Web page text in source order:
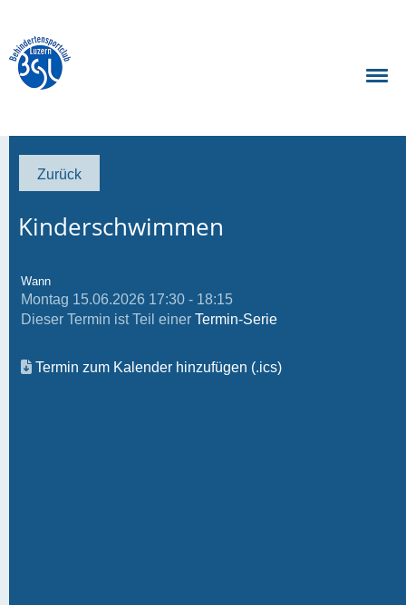
Zurück
Kinderschwimmen
Wann
Montag 15.06.2026 17:30 - 18:15
Dieser Termin ist Teil einer Termin-Serie
Termin zum Kalender hinzufügen (.ics)